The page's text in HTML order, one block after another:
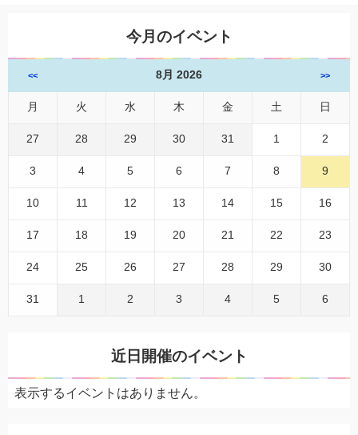
今月のイベント
<< 8月 2026 >>
月 火 水 木 金 土 日
27 28 29 30 31 1 2
3 4 5 6 7 8 9
10 11 12 13 14 15 16
17 18 19 20 21 22 23
24 25 26 27 28 29 30
31 1 2 3 4 5 6
近日開催のイベント
表示するイベントはありません。